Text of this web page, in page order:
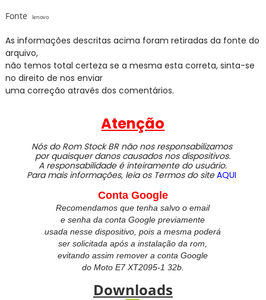
Fonte lenovo
As informações descritas acima foram retiradas da fonte do
arquivo,
não temos total certeza se a mesma esta correta, sinta-se
no direito de nos enviar
uma correção através dos comentários.
Atenção
Nós do Rom Stock BR não nos responsabilizamos
por quaisquer danos causados nos dispositivos.
A responsabilidade é inteiramente do usuário.
Para mais informações, leia os Termos do site AQUI
Conta Google
Recomendamos que tenha salvo o email
e senha da conta Google previamente
usada nesse dispositivo, pois a mesma poderá
ser solicitada após a instalação da rom,
evitando assim remover a conta Google
do Moto E7 XT2095-1 32b.
Downloads